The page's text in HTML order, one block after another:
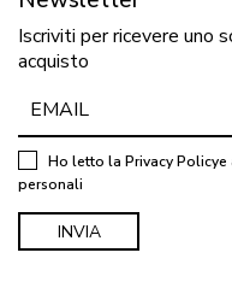
Iscriviti per ricevere uno
acquisto
Ho letto la Privacy Policye
personali